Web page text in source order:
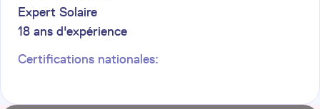
Expert Solaire
18 ans d'expérience
Certifications nationales: